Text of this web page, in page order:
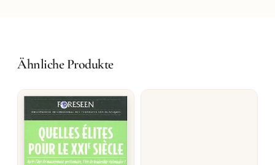
Ähnliche Produkte